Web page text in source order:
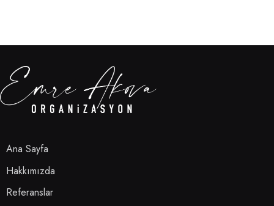
Ana Sayfa
Hakkımızda
Referanslar